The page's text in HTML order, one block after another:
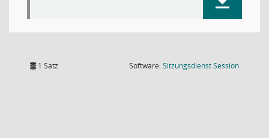
1 Satz Software:SitzungsdienstSession(Wird in